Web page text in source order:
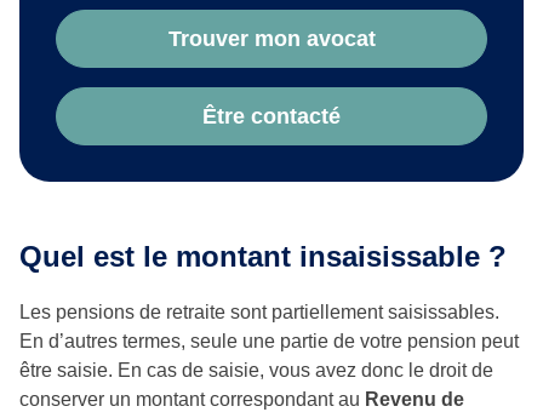
Trouver mon avocat
Être contacté
Quel est le montant insaisissable ?
Les pensions de retraite sont partiellement saisissables.
En d’autres termes, seule une partie de votre pension peut
être saisie. En cas de saisie, vous avez donc le droit de
conserver un montant correspondant au Revenu de